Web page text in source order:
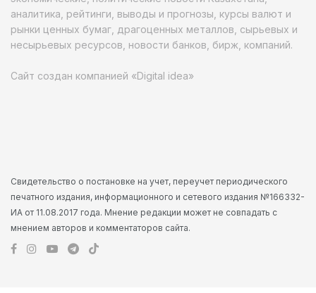
аналитика, рейтинги, выводы и прогнозы, курсы валют и
рынки ценных бумаг, драгоценных металлов, сырьевых и
несырьевых ресурсов, новости банков, бирж, компаний.
Сайт создан компанией «Digital idea»
Свидетельство о постановке на учет, переучет периодического
печатного издания, информационного и сетевого издания №166332-
ИА от 11.08.2017 года. Мнение редакции может не совпадать с
мнением авторов и комментаторов сайта.